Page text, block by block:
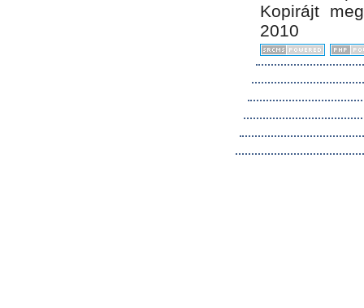
Kopirájt
2010